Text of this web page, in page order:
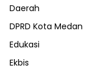
Daerah
DPRD Kota Medan
Edukasi
Ekbis